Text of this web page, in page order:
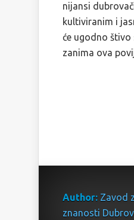
nijansi
kultiviranim i
će ugodno štivo
zanima ova
Author: Zavod
znanosti